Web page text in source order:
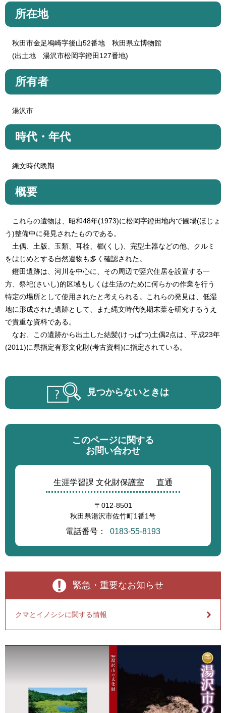
所在地
秋田市金足鳰崎字後山52番地 秋田県立博物館
(出土地 湯沢市松岡字鐙田127番地)
所有者
湯沢市
時代・年代
縄文時代晩期
概要
これらの遺物は、昭和48年(1973)に松岡字鐙田地内で圃場(ほじょ
う)整備中に発見されたものである。
土偶、土版、玉類、耳栓、櫛(くし)、完型土器などの他、クルミ
をはじめとする自然遺物も多く確認された。
鐙田遺跡は、河川を中心に、その周辺で竪穴住居を設置する一
方、祭祀(さいし)的区域もしくは生活のために何らかの作業を行う
特定の場所として使用されたと考えられる。これらの発見は、低湿
地に形成された遺跡として、また縄文時代晩期末葉を研究するうえ
で貴重な資料である。
なお、この遺跡から出土した結髪(けっぱつ)土偶2点は、平成23年
(2011)に県指定有形文化財(考古資料)に指定されている。
見つからないときは
このページに関する
お問い合わせ
生涯学習課 文化財保護室 直通
〒012-8501
秋田県湯沢市佐竹町1番1号
電話番号： 0183-55-8193
緊急・重要なお知らせ
クマとイノシシに関する情報